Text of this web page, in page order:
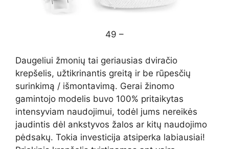
49 –
Daugeliui žmonių tai geriausias dviračio
krepšelis, užtikrinantis greitą ir be rūpesčių
surinkimą / išmontavimą. Gerai žinomo
gamintojo modelis buvo 100% pritaikytas
intensyviam naudojimui, todėl jums nereikės
jaudintis dėl ankstyvos žalos ar kitų naudojimo
pėdsakų. Tokia investicija atsiperka labiausiai!